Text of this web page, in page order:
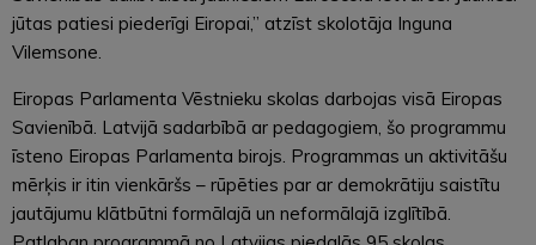
jūtas patiesi piederīgi Eiropai,” atzīst skolotāja Inguna
Vilemsone.
Eiropas Parlamenta Vēstnieku skolas darbojas visā Eiropas
Savienībā. Latvijā sadarbībā ar pedagogiem, šo programmu
īsteno Eiropas Parlamenta birojs. Programmas un aktivitāšu
mērķis ir itin vienkāršs – rūpēties par ar demokrātiju saistītu
jautājumu klātbūtni formālajā un neformālajā izglītībā.